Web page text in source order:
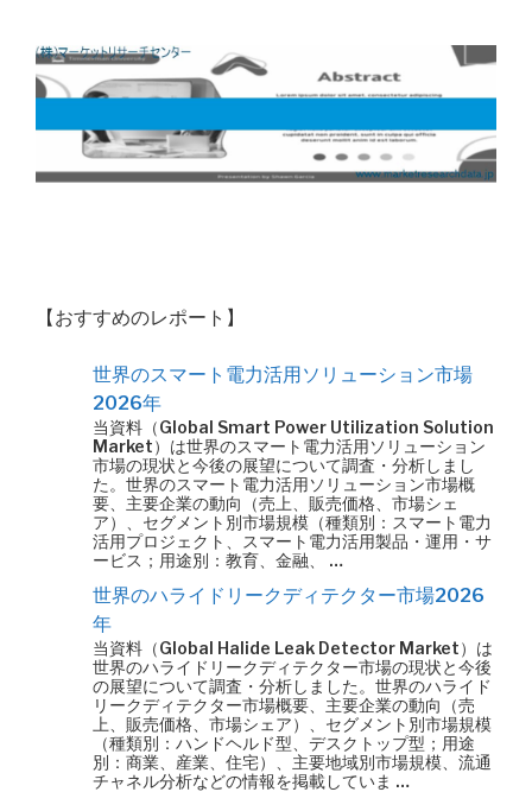
【おすすめのレポート】
世界のスマート電力活用ソリューション市場
2026年
当資料（Global Smart Power Utilization Solution
Market）は世界のスマート電力活用ソリューション
市場の現状と今後の展望について調査・分析しまし
た。世界のスマート電力活用ソリューション市場概
要、主要企業の動向（売上、販売価格、市場シェ
ア）、セグメント別市場規模（種類別：スマート電力
活用プロジェクト、スマート電力活用製品・運用・サ
ービス；用途別：教育、金融、 …
世界のハライドリークディテクター市場2026
年
当資料（Global Halide Leak Detector Market）は
世界のハライドリークディテクター市場の現状と今後
の展望について調査・分析しました。世界のハライド
リークディテクター市場概要、主要企業の動向（売
上、販売価格、市場シェア）、セグメント別市場規模
（種類別：ハンドヘルド型、デスクトップ型；用途
別：商業、産業、住宅）、主要地域別市場規模、流通
チャネル分析などの情報を掲載していま …